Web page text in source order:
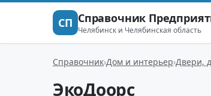
СП Справочник
Челябинск и Челябинская область
Справочник Дом и интерьер Двери,
ЭкоДоорс